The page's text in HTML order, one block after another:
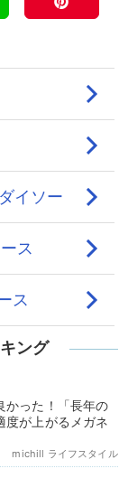
ング
かった！「長年の
度が上がるメガネ
michill ライフスタイル